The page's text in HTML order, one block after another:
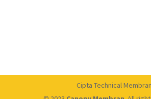
Cipta Technical Membran